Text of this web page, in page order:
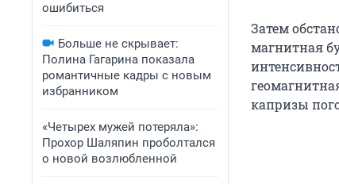
ошибиться
Больше не скрывает:
Полина Гагарина показала
романтичные кадры с новым
избранником
«Четырех мужей потеряла»:
Прохор Шаляпин проболтался
о новой возлюбленной
Затем
магнитная
капризы